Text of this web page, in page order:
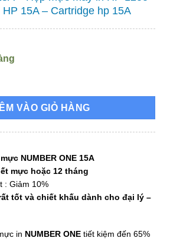
15A – Cartridge hp 15A
- Hộp mực máy in HP 1200 hp1000 -
VÀO GIỎ HÀNG
NUMBER ONE 15A
mực hoặc 12 tháng
: Giảm 10%
tốt và chiết khấu dành cho đại lý –
in NUMBER ONE tiết kiệm đến 65%